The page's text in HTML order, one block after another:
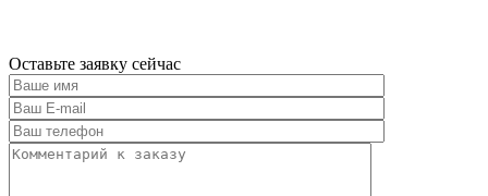
Оставьте заявку сейчас